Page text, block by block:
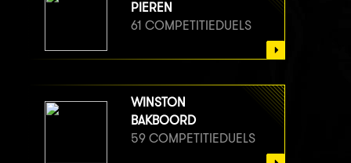
PIEREN
61 COMPETITIEDUELS
WINSTON
BAKBOORD
59 COMPETITIEDUELS